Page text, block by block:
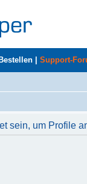
Bestellen Support-
sein, um Profile